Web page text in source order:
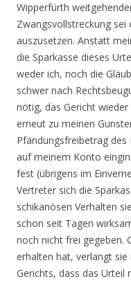
Wipperfürth
Zwangsvollstreckung sei
auszusetzen. Anstatt
die Sparkasse dieses
weder ich, noch die
schwer nach
nötig, das Gericht
erneut zu meinen
Pfändungsfreibetrag des
auf meinem Konto
fest (übrigens im
Vertreter sich die
schikanösen Verhalten
schon seit Tagen
noch nicht frei gegeben.
erhalten hat, verlangt
Gerichts, dass das Urteil